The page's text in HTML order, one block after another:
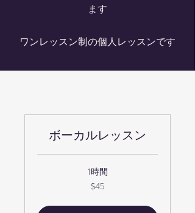
ます
​ワンレッスン制の個人レッスンです
ボーカルレッスン
1時間
ル
$45